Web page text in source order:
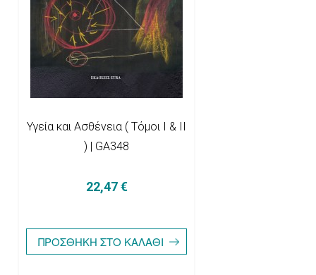
Υγεία και Ασθένεια ( Τόμοι Ι & ΙΙ
) | GA348
22,47 €